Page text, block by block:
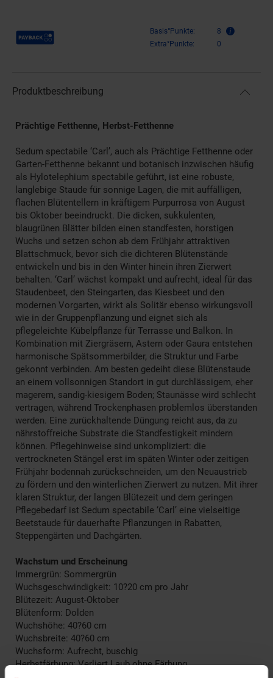
Payback Punkte Basis°Punkte:
8
Extra°Punkte:
0
Produktbeschreibung
Prächtige Fetthenne, Herbst-Fetthenne
Sedum spectabile ‘Carl’, auch als Prächtige Fetthenne oder
Garten-Fetthenne bekannt und botanisch inzwischen häufig
als Hylotelephium spectabile geführt, ist eine robuste,
langlebige Staude für sonnige Lagen, die mit auffälligen,
flachen Blütentellern in kräftigem Purpurrosa von August
bis Oktober beeindruckt. Die dicken, sukkulenten,
blaugrünen Blätter bilden einen standfesten, horstigen
Wuchs und setzen schon ab dem Frühjahr attraktiven
Blattschmuck, bevor sich die dichteren Blütenstände
entwickeln und bis in den Winter hinein ihren Zierwert
behalten. ‘Carl’ wächst kompakt und aufrecht, ideal für das
Staudenbeet, den Steingarten, das Kiesbeet und den
modernen Vorgarten, wirkt als Solitär ebenso wirkungsvoll
wie in der Gruppenpflanzung und eignet sich als
pflegeleichte Kübelpflanze für Terrasse und Balkon. In
Kombination mit Ziergräsern, Astern oder Gaura entstehen
harmonische Spätsommerbilder, die Struktur und Farbe
gekonnt verbinden. Am besten gedeiht diese Blütenstaude
an einem vollsonnigen Standort in gut durchlässigem, eher
magerem, sandig-kiesigem Boden; Staunässe wird schlecht
vertragen, während Trockenphasen problemlos überstanden
werden. Eine zurückhaltende Düngung reicht aus, da zu
nährstoffreiche Substrate die Standfestigkeit mindern
können. Pflegehinweise sind unkompliziert: die
vertrockneten Stängel erst im späten Winter oder zeitigen
Frühjahr bodennah zurückschneiden, um den Neuaustrieb
zu fördern und den winterlichen Zierwert zu nutzen. Mit ihrer
klaren Struktur, der langen Blütezeit und dem geringen
Pflegebedarf ist Sedum spectabile ‘Carl’ eine vielseitige
Beetstaude für dauerhafte Pflanzungen in Rabatten,
Steppengärten und Dachgärten.
Wachstum und Erscheinung
Immergrün: Sommergrün
Wuchsgeschwindigkeit: 10?20 cm pro Jahr
Blütezeit: August-Oktober
Blütenform: Dolden
Wuchshöhe: 40?60 cm
Wuchsbreite: 40?60 cm
Wuchsform: Aufrecht, buschig
Herbstfärbung: Verliert Laub ohne Färbung